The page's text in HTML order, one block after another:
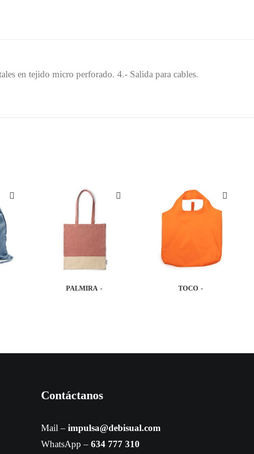
en tejido micro perforado. 4.- Salida para cables.
PALMIRA TOCO
Contáctanos
Mail – impulsa@debisual.com
WhatsApp – 634 777 310